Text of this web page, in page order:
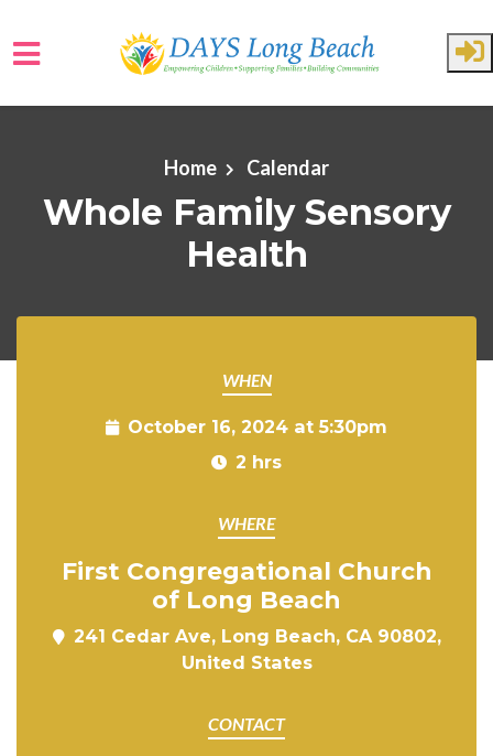
Home Calendar
Whole Family Sensory
Health
WHEN
October 16, 2024 at 5:30pm
2 hrs
WHERE
First Congregational Church
of Long Beach
241 Cedar Ave, Long Beach, CA 90802,
United States
CONTACT